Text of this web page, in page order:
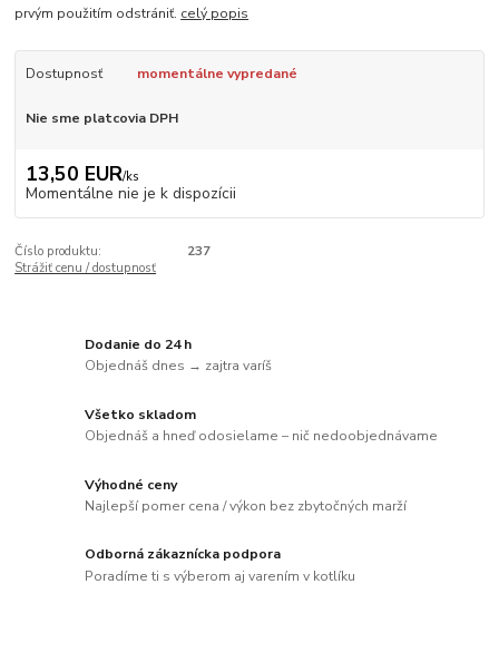
prvým použitím odstrániť. celý popis
Dostupnosť momentálne vypredané
Nie sme platcovia DPH
13,50 EUR/ks
Momentálne nie je k dispozícii
Číslo produktu:
237
Strážiť cenu / dostupnosť
Dodanie do 24 h
Objednáš dnes → zajtra varíš
Všetko skladom
Objednáš a hneď odosielame – nič nedoobjednávame
Výhodné ceny
Najlepší pomer cena / výkon bez zbytočných marží
Odborná zákaznícka podpora
Poradíme ti s výberom aj varením v kotlíku